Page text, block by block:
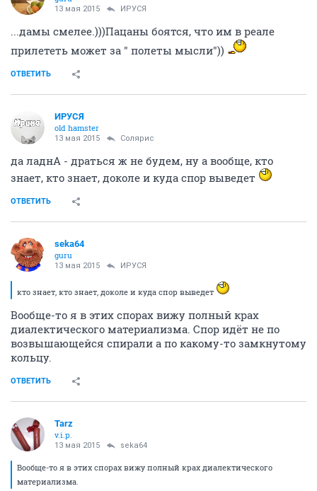
13 мая 2015 ИРУСЯ
...дамы смелее.)))Пацаны боятся, что им в реале
прилететь может за " полеты мысли"))
ОТВЕТИТЬ
ИРУСЯ
old hamster
13 мая 2015 Солярис
да ладнА - драться ж не будем, ну а вообще, кто
знает, кто знает, доколе и куда спор выведет
ОТВЕТИТЬ
seka64
guru
13 мая 2015 ИРУСЯ
кто знает, кто знает, доколе и куда спор выведет
Вообще-то я в этих спорах вижу полный крах
диалектического материализма. Спор идёт не по
возвышающейся спирали а по какому-то замкнутому
кольцу.
ОТВЕТИТЬ
Tarz
v.i.p.
13 мая 2015 seka64
Вообще-то я в этих спорах вижу полный крах диалектического
материализма.